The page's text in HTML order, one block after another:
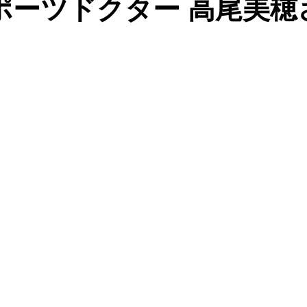
ーツドクター 高尾美穂